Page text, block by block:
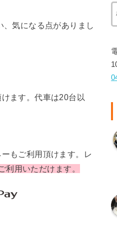
気になる点がありまし
ます。代車は20台以
もご利用頂けます。レ
利用いただけます。